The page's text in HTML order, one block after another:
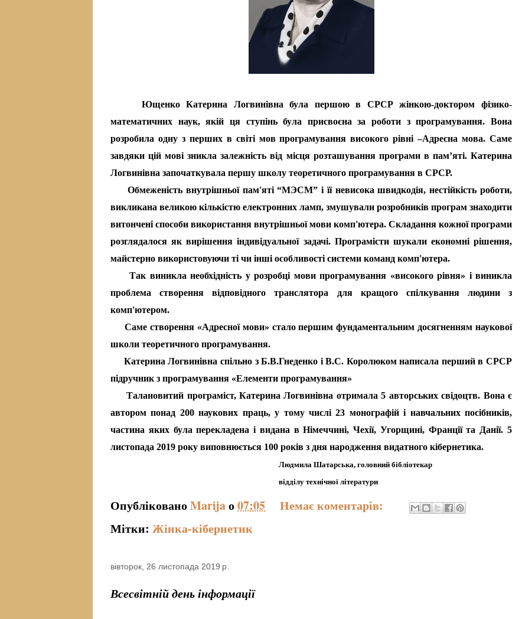
Ющенко Катерина Логвинівна була першою в СРСР жінкою-доктором фізико-
математичних наук, якій ця ступінь була присвоєна за роботи з програмування. Вона
розробила одну з перших в світі мов програмування високого рівні –Адресна мова. Саме
завдяки цій мові зникла залежність від місця розташування програми в пам’яті. Катерина
Логвинівна започаткувала першу школу теоретичного програмування в СРСР.
Обмеженість внутрішньої пам'яті “МЭСМ” і її невисока швидкодія, нестійкість роботи,
викликана великою кількістю електронних ламп, змушували розробників програм знаходити
витончені способи використання внутрішньої мови комп'ютера. Складання кожної програми
розглядалося як вирішення індивідуальної задачі. Програмісти шукали економні рішення,
майстерно використовуючи ті чи інші особливості системи команд комп'ютера.
Так виникла необхідність у розробці мови програмування «високого рівня» і виникла
проблема створення відповідного транслятора для кращого спілкування людини з
комп'ютером.
Саме створення «Адресної мови» стало першим фундаментальним досягненням наукової
школи теоретичного програмування.
Катерина Логвинівна спільно з Б.В.Гнеденко і В.С. Королюком написала перший в СРСР
підручник з програмування «Елементи програмування»
Талановитий програміст, Катерина Логвинівна отримала 5 авторських свідоцтв. Вона є
автором понад 200 наукових праць, у тому числі 23 монографій і навчальних посібників,
частина яких була перекладена і видана в Німеччині, Чехії, Угорщині, Франції та Данії. 5
листопада 2019 року виповнюється 100 років з дня народження видатного кібернетика.
Людмила Шатарська, головний бібліотекар
відділу технічної літератури
ОпублікованоMarijaо07:05
Немає коментарів:
Мітки: Жінка-кібернетик
вівторок, 26 листопада 2019 р.
Всесвітній день інформації